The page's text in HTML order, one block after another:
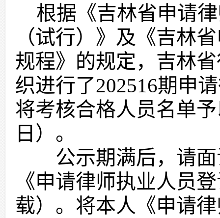
根据《吉林省申请
（试行）》及《吉林
规程》的规定，吉林
织进行了202516期申
将考核合格人员名单
日 ）。
公示期满后，请面
《申请律师执业人员
载）。将本人《申请